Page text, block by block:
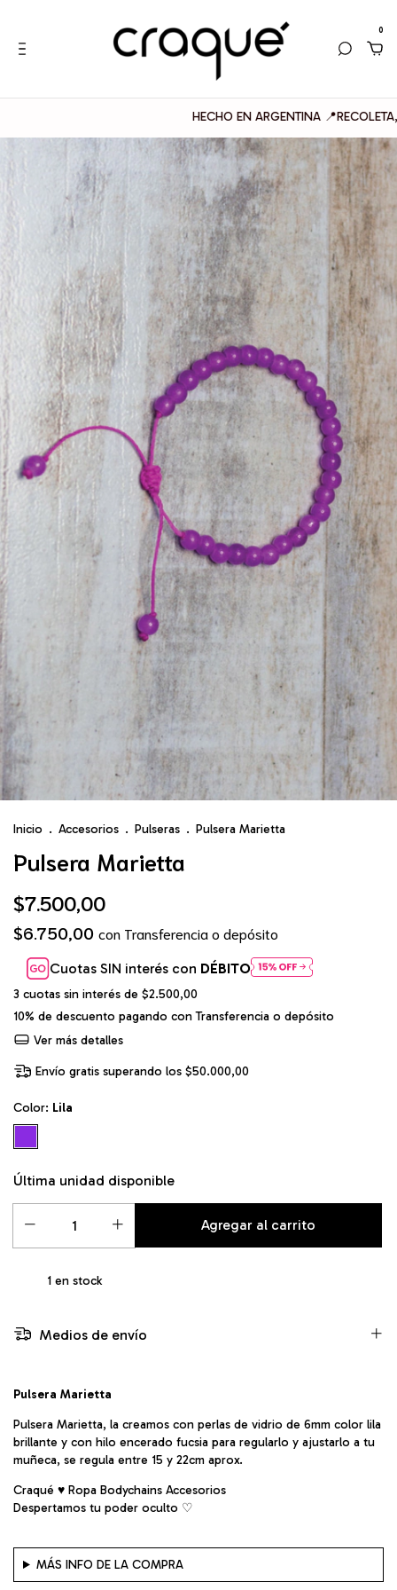
0
HECHO EN ARGENTINA 📍RECOLETA,
Inicio . Accesorios . Pulseras . Pulsera Marietta
Pulsera Marietta
$7.500,00
$6.750,00 con Transferencia o depósito
Cuotas SIN interés con DÉBITO
3 cuotas sin interés de $2.500,00
10% de descuento pagando con Transferencia o depósito
Ver más detalles
Envío gratis superando los$50.000,00
Color: Lila
Última unidad disponible
1en stock
Medios de envío
Pulsera Marietta
Pulsera Marietta, la creamos con perlas de vidrio de 6mm color lila
brillante y con hilo encerado fucsia para regularlo y ajustarlo a tu
muñeca, se regula entre 15 y 22cm aprox.
Craqué ♥ Ropa Bodychains Accesorios
Despertamos tu poder oculto ♡︎
MÁS INFO DE LA COMPRA